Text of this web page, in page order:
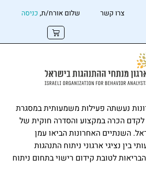
צרו קשר שלום אורח/ת,כניסה
נעשתה פעילות משמעותית במסגרת
לקדם הכרה במקצוע והסדרה חוקית של
השנתיים האחרונות הביאו עמן
בין נציגי ארגוני ניתוח התנהגות
לטובת קידום רישוי בתחום ניתוח